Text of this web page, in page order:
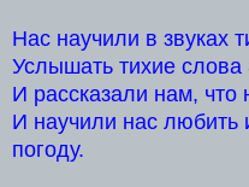
Нас научили в звуках
Услышать тихие
И рассказали нам, что
И научили нас любить